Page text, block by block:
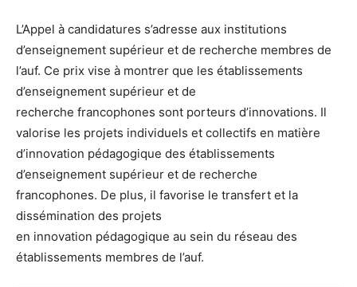
L’Appel à candidatures s’adresse aux institutions
d’enseignement supérieur et de recherche membres de
l’auf. Ce prix vise à montrer que les établissements
d’enseignement supérieur et de
recherche francophones sont porteurs d’innovations. Il
valorise les projets individuels et collectifs en matière
d’innovation pédagogique des établissements
d’enseignement supérieur et de recherche
francophones. De plus, il favorise le transfert et la
dissémination des projets
en innovation pédagogique au sein du réseau des
établissements membres de l’auf.